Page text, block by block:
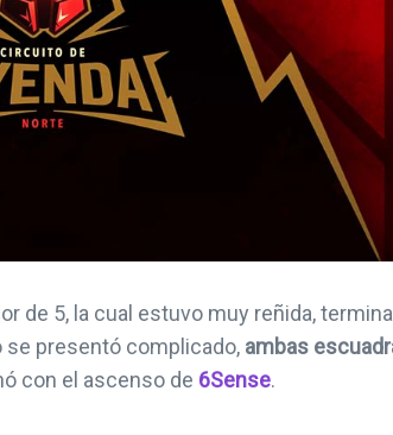
de 5, la cual estuvo muy reñida,
se presentó complicado, ambas
con el ascenso de 6Sense.